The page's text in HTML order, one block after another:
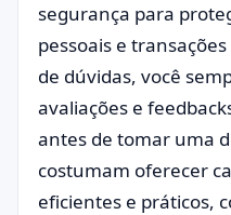
segurança para
pessoais e
de dúvidas, você
avaliações e
antes de tomar uma
costumam oferecer
eficientes e práticos,